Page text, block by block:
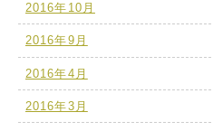
2016年10月
2016年9月
2016年4月
2016年3月